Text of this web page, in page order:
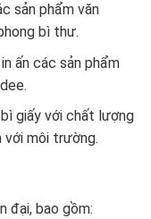
sản phẩm văn
bì thư.
ấn các sản phẩm
giấy với chất lượng
với môi trường.
đại, bao gồm: